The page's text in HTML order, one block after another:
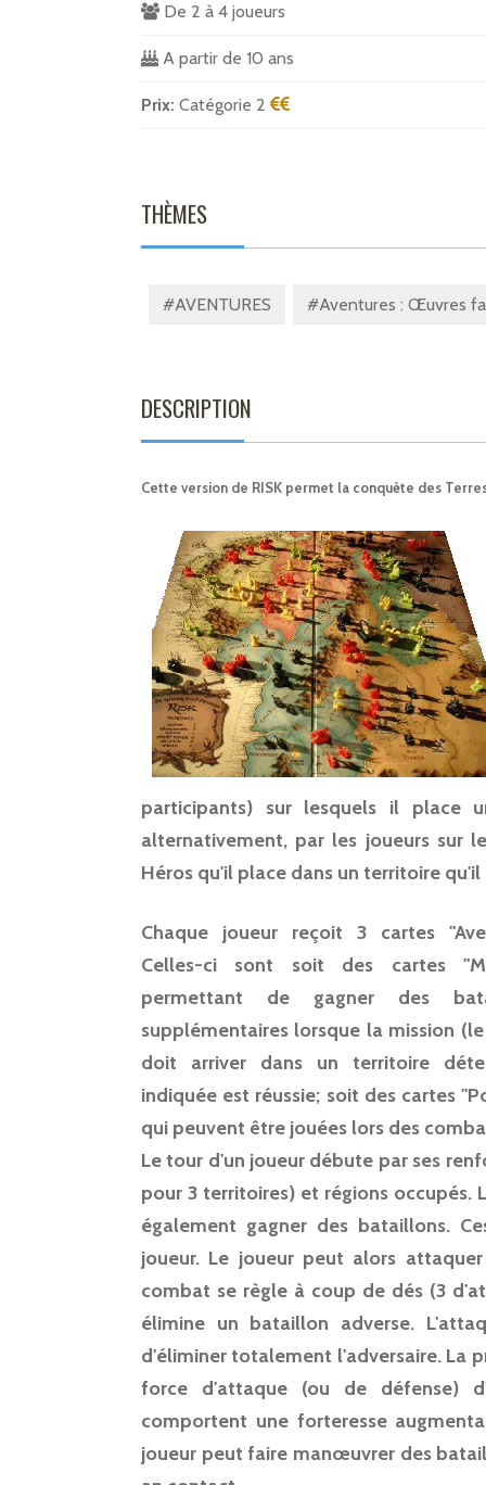
De 2 à 4 joueurs
A partir de 10 ans
Prix: Catégorie 2
THÈMES
#AVENTURES #Aventures : Œuvres
DESCRIPTION
Cette version de RISK permet la conquête des
participants) sur lesquels il place
alternativement, par les joueurs sur
Héros qu'il place dans un territoire
Chaque joueur reçoit 3 cartes
Celles-ci sont soit des cartes
permettant de gagner des
supplémentaires lorsque la mission
doit arriver dans un territoire
indiquée est réussie; soit des cartes
qui peuvent être jouées lors des
Le tour d'un joueur débute par ses
pour 3 territoires) et régions occupés.
également gagner des bataillons.
joueur. Le joueur peut alors
combat se règle à coup de dés (3
élimine un bataillon adverse.
d'éliminer totalement l'adversaire. La
force d'attaque (ou de défense)
comportent une forteresse
joueur peut faire manœuvrer des